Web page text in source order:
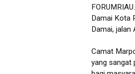
Damai Kota
Damai, jalan
Camat
yang sangat